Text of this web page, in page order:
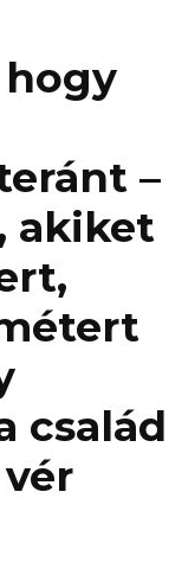
–
akiket
család